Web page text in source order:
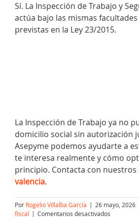
Sí. La Inspección de Trabajo y
actúa bajo las mismas
previstas en la Ley 23/2015.
La Inspección de Trabajo ya no
domicilio social sin autorización
Asepyme podemos ayudarte a
te interesa realmente y cómo
principio. Contacta con nuestros
valencia.
Por Rogelio Villalba García | 26 mayo, 2026
fiscal | Comentarios desactivados